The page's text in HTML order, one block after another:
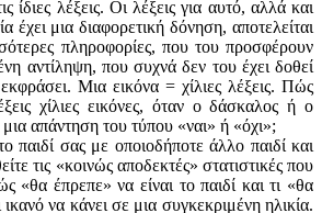
ίδιες λέξεις. Οι λέξεις για αυτό, αλλά και
έχει μια διαφορετική δόνηση, αποτελείται
πληροφορίες, που του προσφέρουν
αντίληψη, που συχνά δεν του έχει δοθεί
Μια εικόνα = χίλιες λέξεις. Πώς
χίλιες εικόνες, όταν ο δάσκαλος ή ο
μια απάντηση του τύπου «ναι» ή «όχι»;
παιδί σας με οποιοδήποτε άλλο παιδί και
τις «κοινώς αποδεκτές» στατιστικές που
«θα έπρεπε» να είναι το παιδί και τι «θα
ικανό να κάνει σε μια συγκεκριμένη ηλικία.